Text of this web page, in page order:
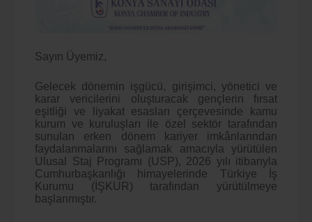
Sayın Üyemiz,
Gelecek dönemin işgücü, girişimci, yönetici ve
karar vericilerini oluşturacak gençlerin fırsat
eşitliği ve liyakat esasları çerçevesinde kamu
kurum ve kuruluşları ile özel sektör tarafından
sunulan erken dönem kariyer imkânlarından
faydalanmalarını sağlamak amacıyla yürütülen
Ulusal Staj Programı (USP), 2026 yılı itibarıyla
Cumhurbaşkanlığı himayelerinde Türkiye İş
Kurumu (İŞKUR) tarafından yürütülmeye
başlanmıştır.